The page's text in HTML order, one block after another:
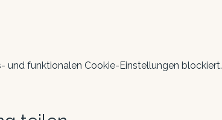
und funktionalen Cookie-Einstellungen blockiert.